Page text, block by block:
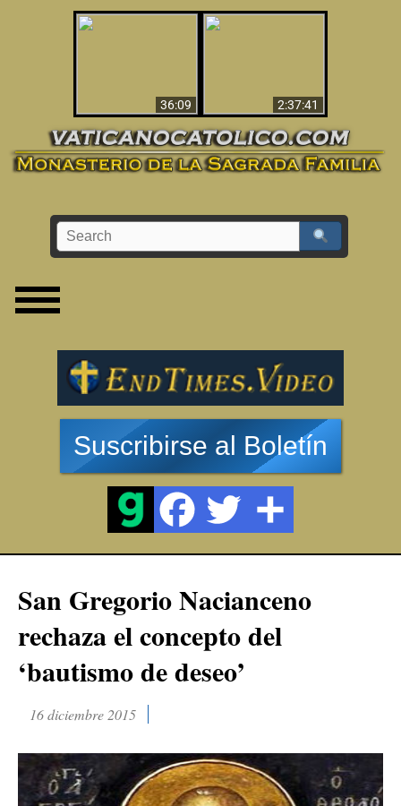
36:09
2:37:41
Suscribirse al Boletín
San Gregorio Nacianceno
rechaza el concepto del
‘bautismo de deseo’
16 diciembre 2015